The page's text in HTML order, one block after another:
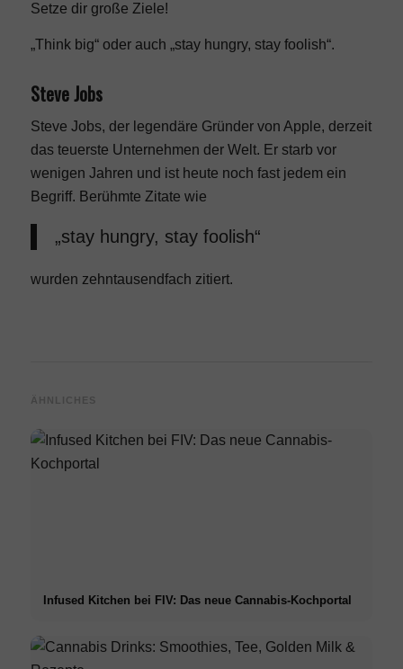
Setze dir große Ziele!
„Think big“ oder auch „stay hungry, stay foolish“.
Steve Jobs
Steve Jobs, der legendäre Gründer von Apple, derzeit
das teuerste Unternehmen der Welt. Er starb vor
wenigen Jahren und ist heute noch fast jedem ein
Begriff. Berühmte Zitate wie
„stay hungry, stay foolish“
wurden zehntausendfach zitiert.
ÄHNLICHES
Infused Kitchen bei FIV: Das neue Cannabis-Kochportal